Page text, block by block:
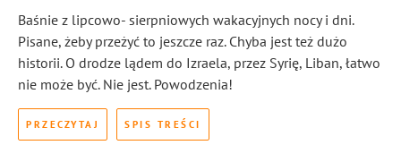
Baśnie z lipcowo- sierpniowych wakacyjnych nocy i dni.
Pisane, żeby przeżyć to jeszcze raz. Chyba jest też dużo
historii. O drodze lądem do Izraela, przez Syrię, Liban, łatwo
nie może być. Nie jest. Powodzenia!
PRZECZYTAJ SPIS TREŚCI